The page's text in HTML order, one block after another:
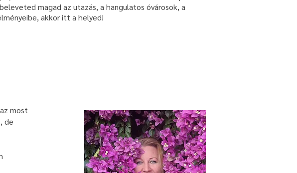
magad az utazás, a hangulatos óvárosok, a
akkor itt a helyed!
most
de